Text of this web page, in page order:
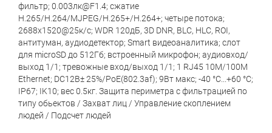
фильтр; 0.003лк@F1.4; сжатие
H.265/H.264/MJPEG/H.265+/H.264+; четыре потока;
2688x1520@25к/с; WDR 120дБ, 3D DNR, BLC, HLC, ROI,
антитуман, аудиодетектор; Smart видеоаналитика; слот
для microSD до 512Гб; встроенный микрофон; аудиовход/
выход 1/1; тревожные вход/выход 1/1; 1 RJ45 10M/100M
Ethernet; DC12В± 25%/PoE(802.3af); 9Вт макс; -40 °C...+60 °C;
IP67; IK10; вес 0.5кг. Защита периметра c фильтрацией по
типу обьектов / Захват лиц / Управление скоплением
людей / Подсчет людей